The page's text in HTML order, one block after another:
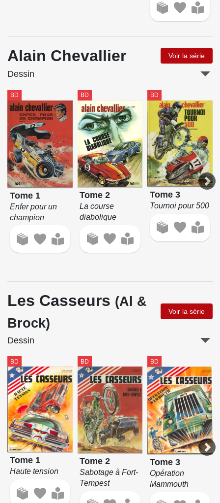
Alain Chevallier Voir la série
Dessin
BD
Tome 1
Enfer pour un
champion
BD
Tome 2
La course
diabolique
BD
Tome 3
Tournoi pour 500
Les Casseurs (Al &
Brock)
Voir la série
Dessin
BD
Tome 1
Haute tension
BD
Tome 2
Sabotage à Fort-
Tempest
BD
Tome 3
Opération
Mammouth